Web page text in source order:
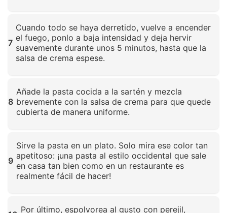
7
Cuando todo se haya derretido, vuelve a encender
el fuego, ponlo a baja intensidad y deja hervir
suavemente durante unos 5 minutos, hasta que la
salsa de crema espese.
8
Añade la pasta cocida a la sartén y mezcla
brevemente con la salsa de crema para que quede
cubierta de manera uniforme.
9
Sirve la pasta en un plato. Solo mira ese color tan
apetitoso: ¡una pasta al estilo occidental que sale
en casa tan bien como en un restaurante es
realmente fácil de hacer!
Por último, espolvorea al gusto con perejil,